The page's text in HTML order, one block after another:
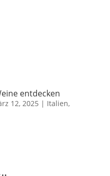
entdecken
12, 2025 | Italien,